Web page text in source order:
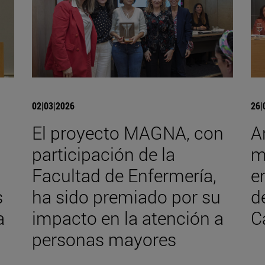
02|03|2026
El proyecto MAGNA, con
participación de la
Facultad de Enfermería,
ha sido premiado por su
impacto en la atención a
personas mayores